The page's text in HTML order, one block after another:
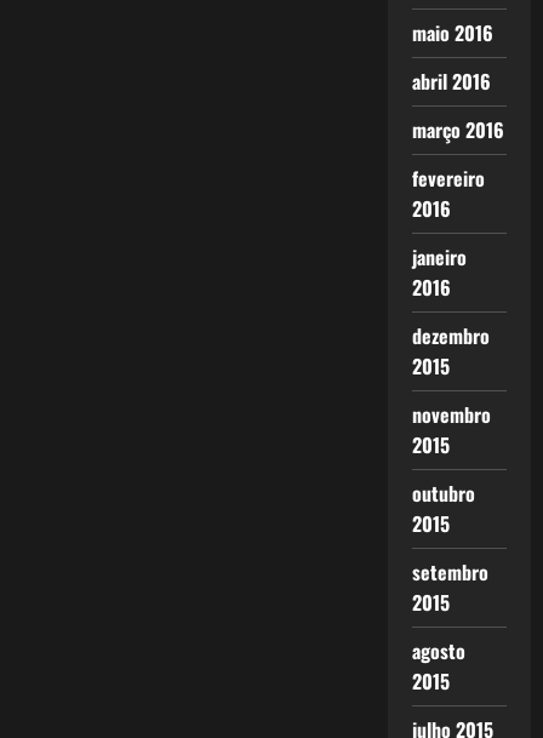
maio 2016
abril 2016
março 2016
fevereiro
2016
janeiro
2016
dezembro
2015
novembro
2015
outubro
2015
setembro
2015
agosto
2015
julho 2015